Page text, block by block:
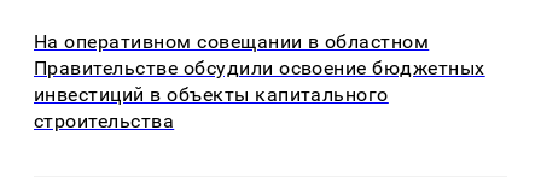
На оперативном совещании в областном
Правительстве обсудили освоение бюджетных
инвестиций в объекты капитального
строительства